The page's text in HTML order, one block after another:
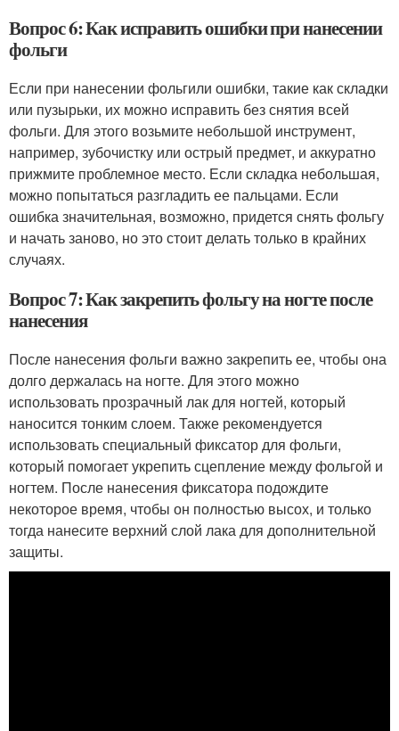
Вопрос 6: Как исправить ошибки при нанесении
фольги
Если при нанесении фольгили ошибки, такие как складки
или пузырьки, их можно исправить без снятия всей
фольги. Для этого возьмите небольшой инструмент,
например, зубочистку или острый предмет, и аккуратно
прижмите проблемное место. Если складка небольшая,
можно попытаться разгладить ее пальцами. Если
ошибка значительная, возможно, придется снять фольгу
и начать заново, но это стоит делать только в крайних
случаях.
Вопрос 7: Как закрепить фольгу на ногте после
нанесения
После нанесения фольги важно закрепить ее, чтобы она
долго держалась на ногте. Для этого можно
использовать прозрачный лак для ногтей, который
наносится тонким слоем. Также рекомендуется
использовать специальный фиксатор для фольги,
который помогает укрепить сцепление между фольгой и
ногтем. После нанесения фиксатора подождите
некоторое время, чтобы он полностью высох, и только
тогда нанесите верхний слой лака для дополнительной
защиты.